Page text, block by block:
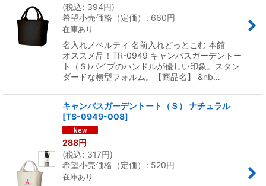
(税込: 394円)
希望小売価格（定価）
: 660円
在庫あり
名入れノベルティ 名前入れどっとこむ 本館
オススメ品！TR-0949 キャンバスガーデントー
ト（Ｓ)パイプのハンドルが優しい印象。スタン
ダードな横型フォルム。【商品名】 &nb…
キャンバスガーデントート（Ｓ） ナチュラル
[TS-0949-008]
288円
(税込: 317円)
希望小売価格（定価）
: 520円
在庫あり